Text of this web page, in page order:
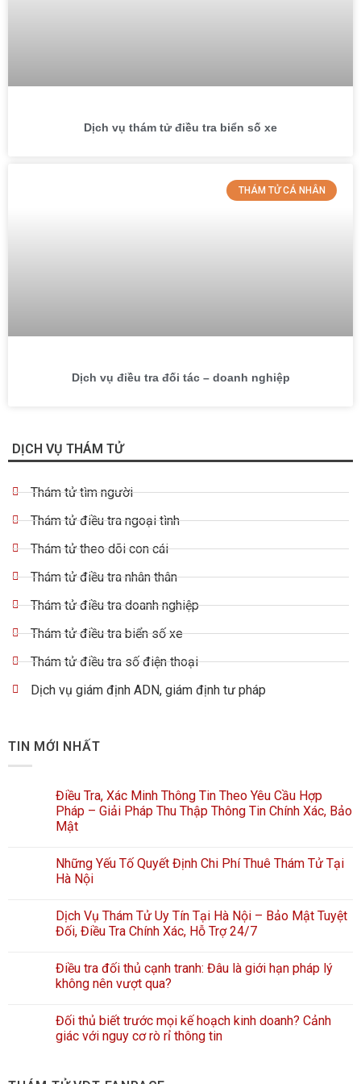
Dịch vụ thám tử điều tra biển số xe
THÁM TỬ CÁ NHÂN
Dịch vụ điều tra đối tác – doanh nghiệp
DỊCH VỤ THÁM TỬ
Thám tử tìm người
Thám tử điều tra ngoại tình
Thám tử theo dõi con cái
Thám tử điều tra nhân thân
Thám tử điều tra doanh nghiệp
Thám tử điều tra biển số xe
Thám tử điều tra số điện thoại
Dịch vụ giám định ADN, giám định tư pháp
TIN MỚI NHẤT
Điều Tra, Xác Minh Thông Tin Theo Yêu Cầu Hợp
Pháp – Giải Pháp Thu Thập Thông Tin Chính Xác, Bảo
Mật
Những Yếu Tố Quyết Định Chi Phí Thuê Thám Tử Tại
Hà Nội
Dịch Vụ Thám Tử Uy Tín Tại Hà Nội – Bảo Mật Tuyệt
Đối, Điều Tra Chính Xác, Hỗ Trợ 24/7
Điều tra đối thủ cạnh tranh: Đâu là giới hạn pháp lý
không nên vượt qua?
Đối thủ biết trước mọi kế hoạch kinh doanh? Cảnh
giác với nguy cơ rò rỉ thông tin